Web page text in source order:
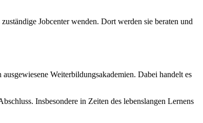
Jobcenter wenden. Dort werden sie beraten und
Weiterbildungsakademien. Dabei handelt es
Insbesondere in Zeiten des lebenslangen Lernens